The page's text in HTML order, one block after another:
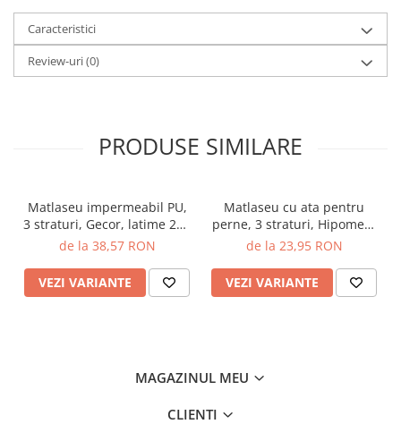
Caracteristici
Review-uri(0)
PRODUSE SIMILARE
Matlaseu impermeabil PU,
3 straturi, Gecor, latime 203
cm, 230 gr/mp, Alb
de la 38,57 RON
VEZI VARIANTE
Matlaseu cu ata pentru
perne, 3 straturi, Hipomed,
microfibra alba, 170 gr/mp,
de la 23,95 RON
VEZI VARIANTE
MAGAZINUL MEU
CLIENTI